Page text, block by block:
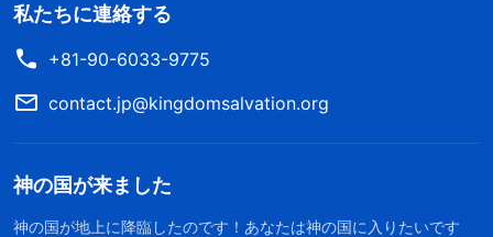
私たちに連絡する
+81-90-6033-9775
contact.jp@kingdomsalvation.org
神の国が来ました
神の国が地上に降臨したのです！あなたは神の国に入りたいです